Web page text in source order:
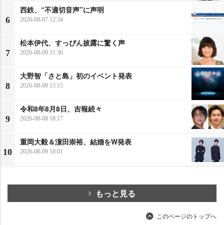
6
西鉄、“不適切音声”に声明
2026-08-07 12:34
7
松本伊代、すっぴん披露に驚く声
2026-08-09 11:30
8
大野智「さと島」初のイベント発表
2026-08-09 13:15
9
令和8年8月8日、吉報続々
2026-08-08 18:17
10
重岡大毅＆濵田崇裕、結婚をW発表
2026-08-09 18:01
もっと見る
このページのトップへ